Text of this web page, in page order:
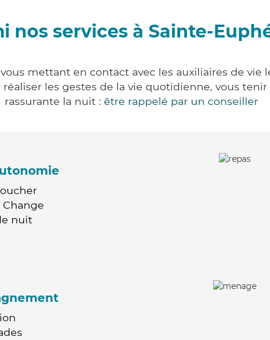
nos services à Sainte-
mettant en contact avec les auxiliaires de vie
les gestes de la vie quotidienne, vous
rassurante la nuit : être rappelé par un conseiller
nuit